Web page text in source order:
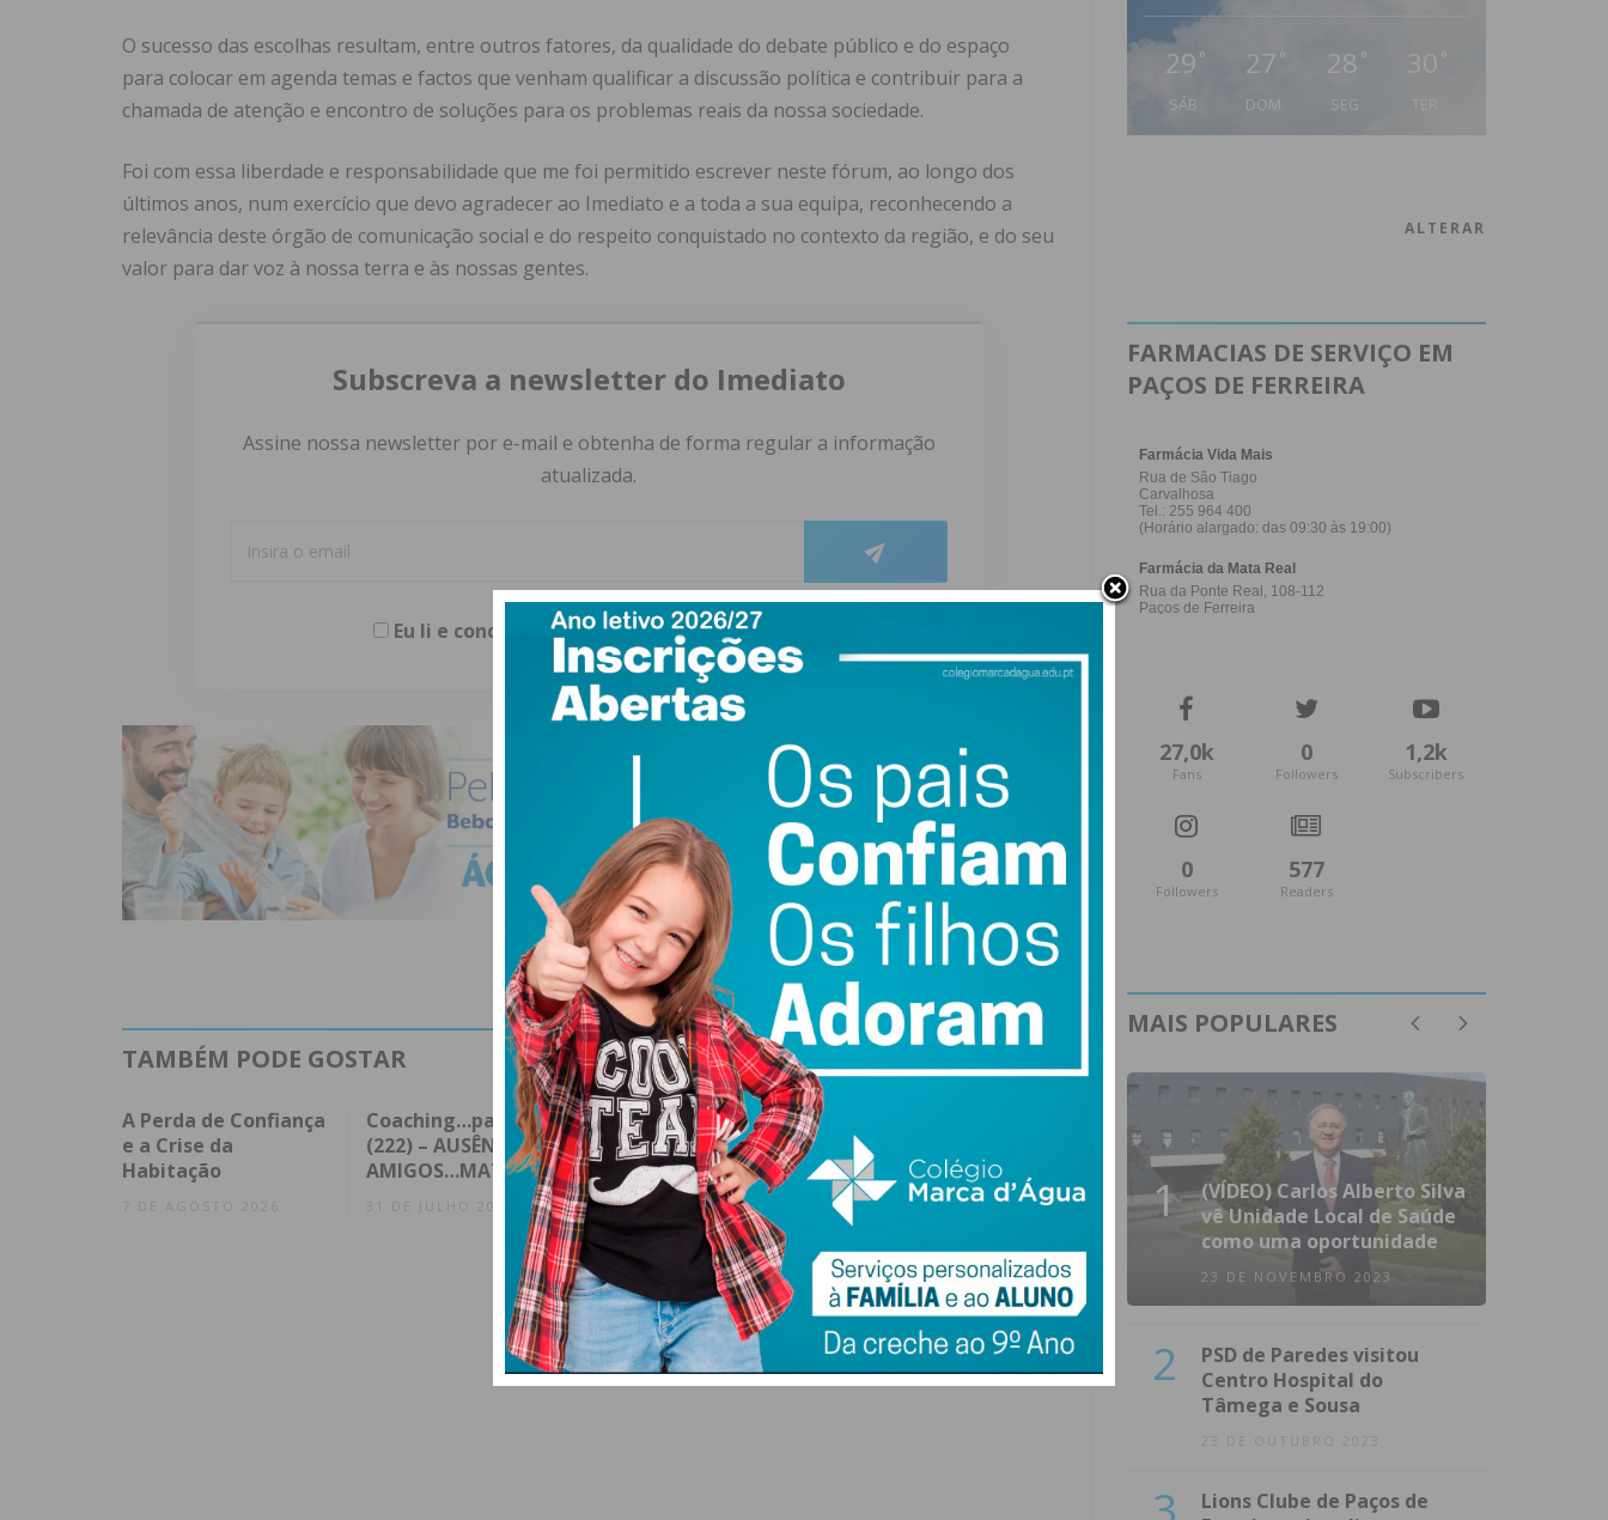
O sucesso das escolhas resultam, entre outros fatores, da qualidade do debate público e do espaço
para colocar em agenda temas e factos que venham qualificar a discussão política e contribuir para a
chamada de atenção e encontro de soluções para os problemas reais da nossa sociedade.
Foi com essa liberdade e responsabilidade que me foi permitido escrever neste fórum, ao longo dos
últimos anos, num exercício que devo agradecer ao Imediato e a toda a sua equipa, reconhecendo a
relevância deste órgão de comunicação social e do respeito conquistado no contexto da região, e do seu
valor para dar voz à nossa terra e às nossas gentes.
Subscreva a newsletter do Imediato
Assine nossa newsletter por e-mail e obtenha de forma regular a informação
atualizada.
Eu li e concordo com ostermos e condições
TAMBÉM PODE GOSTAR
A Perda de Confiança
e a Crise da
Habitação
7 DE AGOSTO 2026
Coaching…para quê?
(222) – AUSÊNCIA DE
AMIGOS…MATA!
Como nasce um
livro?
20 DE JULHO 2026
(221) – FÉRIAS: A
FUGA DO TRABALHO?
14 DE JULHO 2026
29 °
SÁB
27 °
DOM
28 °
SEG
30 °
ALTERAR
FARMACIAS DE SERVIÇO EM
PAÇOS DE FERREIRA
27,0k
Fans
0
Followers
1,2k
Subscribers
0
Followers
577
Readers
MAIS POPULARES
1
(VÍDEO) Carlos Alberto Silva
vê Unidade Local de Saúde
como uma oportunidade
23 DE NOVEMBRO 2023
2
PSD de Paredes visitou
Centro Hospital do
Tâmega e Sousa
23 DE OUTUBRO 2023
Lions Clube de Paços de